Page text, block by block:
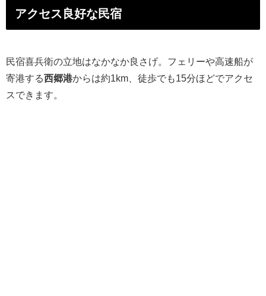
アクセス良好な民宿
民宿喜兵衛の立地はなかなか良さげ。フェリーや高速船が
寄港する西郷港からは約1km、徒歩でも15分ほどでアクセ
スできます。